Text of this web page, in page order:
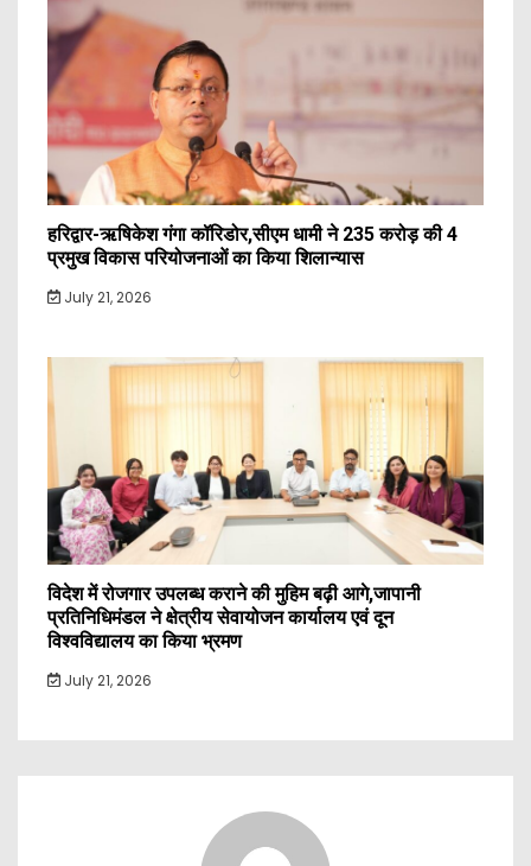
हरिद्वार-ऋषिकेश गंगा कॉरिडोर,सीएम धामी ने 235 करोड़ की 4
प्रमुख विकास परियोजनाओं का किया शिलान्यास
July 21, 2026
विदेश में रोजगार उपलब्ध कराने की मुहिम बढ़ी आगे,जापानी
प्रतिनिधिमंडल ने क्षेत्रीय सेवायोजन कार्यालय एवं दून
विश्वविद्यालय का किया भ्रमण
July 21, 2026